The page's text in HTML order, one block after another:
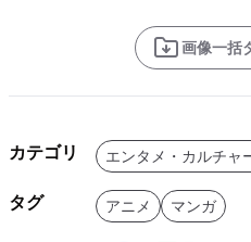
画像一括
カテゴリ エンタメ・カルチャ
タグ アニメ マンガ